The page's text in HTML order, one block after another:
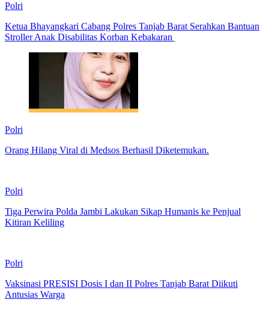
Polri
Ketua Bhayangkari Cabang Polres Tanjab Barat Serahkan Bantuan
Stroller Anak Disabilitas Korban Kebakaran
Polri
Orang Hilang Viral di Medsos Berhasil Diketemukan.
Polri
Tiga Perwira Polda Jambi Lakukan Sikap Humanis ke Penjual
Kitiran Keliling
Polri
Vaksinasi PRESISI Dosis I dan II Polres Tanjab Barat Diikuti
Antusias Warga